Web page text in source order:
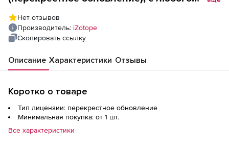
Нет отзывов
Производитель: iZotope
Скопировать ссылку
Описание Характеристики Отзывы
Коротко о товаре
Тип лицензии: перекрестное обновление
Минимальная покупка: от 1 шт.
Все характеристики